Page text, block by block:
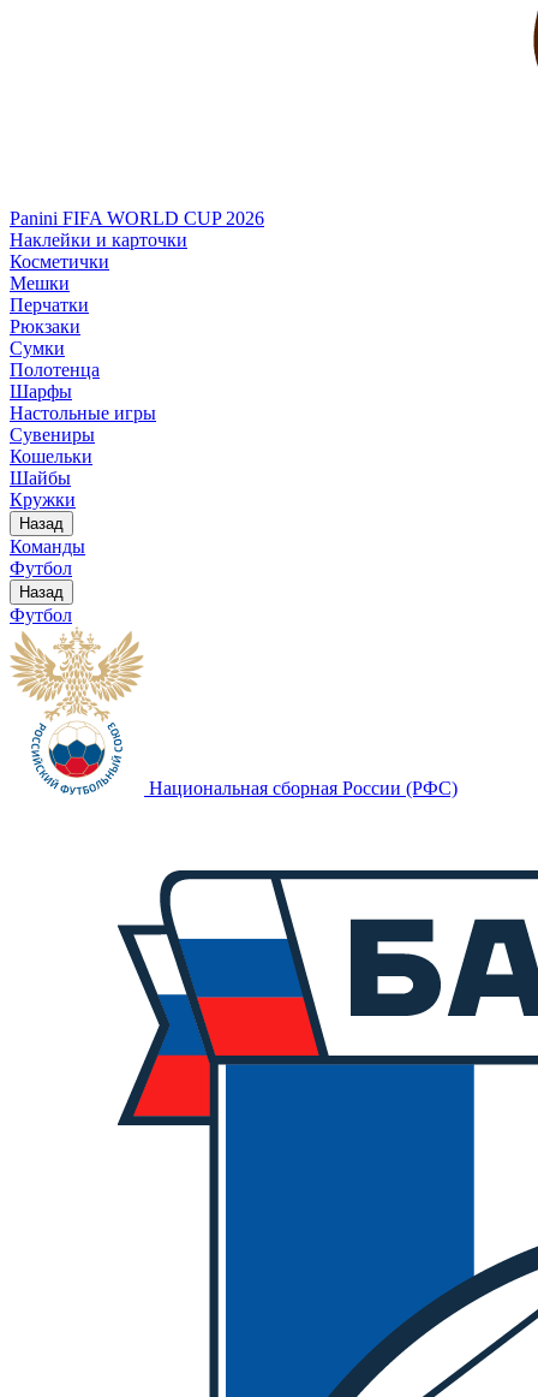
Panini FIFA WORLD CUP 2026
Наклейки и карточки
Косметички
Мешки
Перчатки
Рюкзаки
Сумки
Полотенца
Шарфы
Настольные игры
Сувениры
Кошельки
Шайбы
Кружки
Назад
Команды
Футбол
Назад
Футбол
Национальная сборная России (РФС)